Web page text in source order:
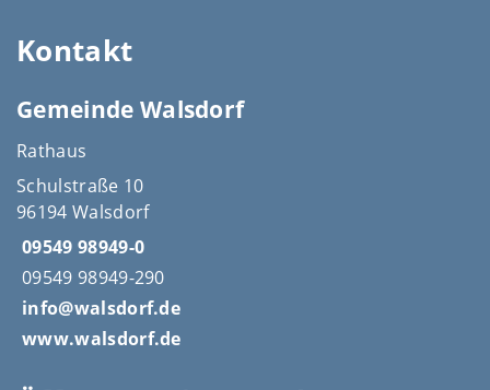
Kontakt
Gemeinde Walsdorf
Rathaus
Schulstraße 10
96194 Walsdorf
09549 98949-0
09549 98949-290
info@walsdorf.de
www.walsdorf.de